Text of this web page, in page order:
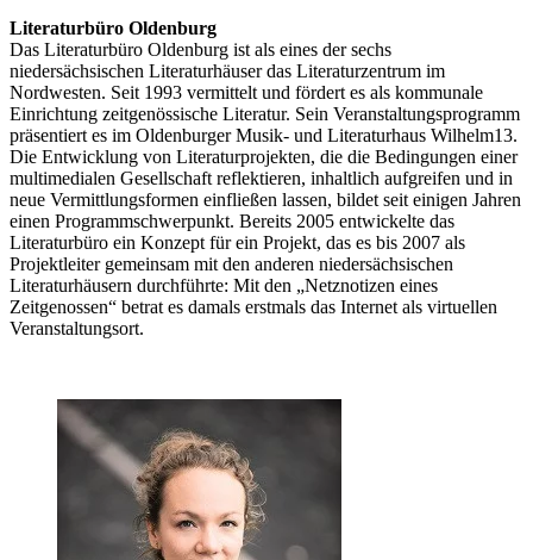
Literaturbüro Oldenburg
Das Literaturbüro Oldenburg ist als eines der sechs
niedersächsischen Literaturhäuser das Literaturzentrum im
Nordwesten. Seit 1993 vermittelt und fördert es als kommunale
Einrichtung zeitgenössische Literatur. Sein Veranstaltungsprogramm
präsentiert es im Oldenburger Musik- und Literaturhaus Wilhelm13.
Die Entwicklung von Literaturprojekten, die die Bedingungen einer
multimedialen Gesellschaft reflektieren, inhaltlich aufgreifen und in
neue Vermittlungsformen einfließen lassen, bildet seit einigen Jahren
einen Programmschwerpunkt. Bereits 2005 entwickelte das
Literaturbüro ein Konzept für ein Projekt, das es bis 2007 als
Projektleiter gemeinsam mit den anderen niedersächsischen
Literaturhäusern durchführte: Mit den „Netznotizen eines
Zeitgenossen“ betrat es damals erstmals das Internet als virtuellen
Veranstaltungsort.